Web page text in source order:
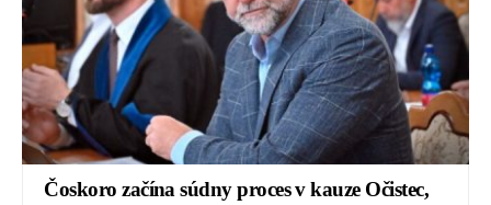
Čoskoro začína súdny proces v kauze Očistec,